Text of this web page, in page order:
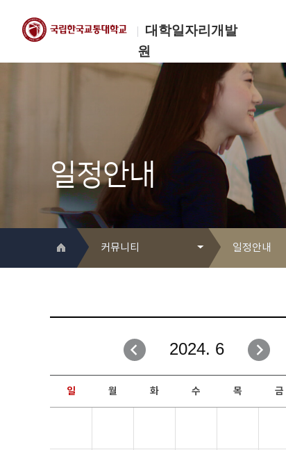
대학일자리개발
원
한국교통대학교
대학일자리개발원
일정안내
커뮤니티
취업성공지원과
창업지원·교육센터
현장실습/IPP사업단
커뮤니티
일정안내
자유게시판
일정안내
보도자료
행사갤러리
2024. 6
일 월 화 수 목 금